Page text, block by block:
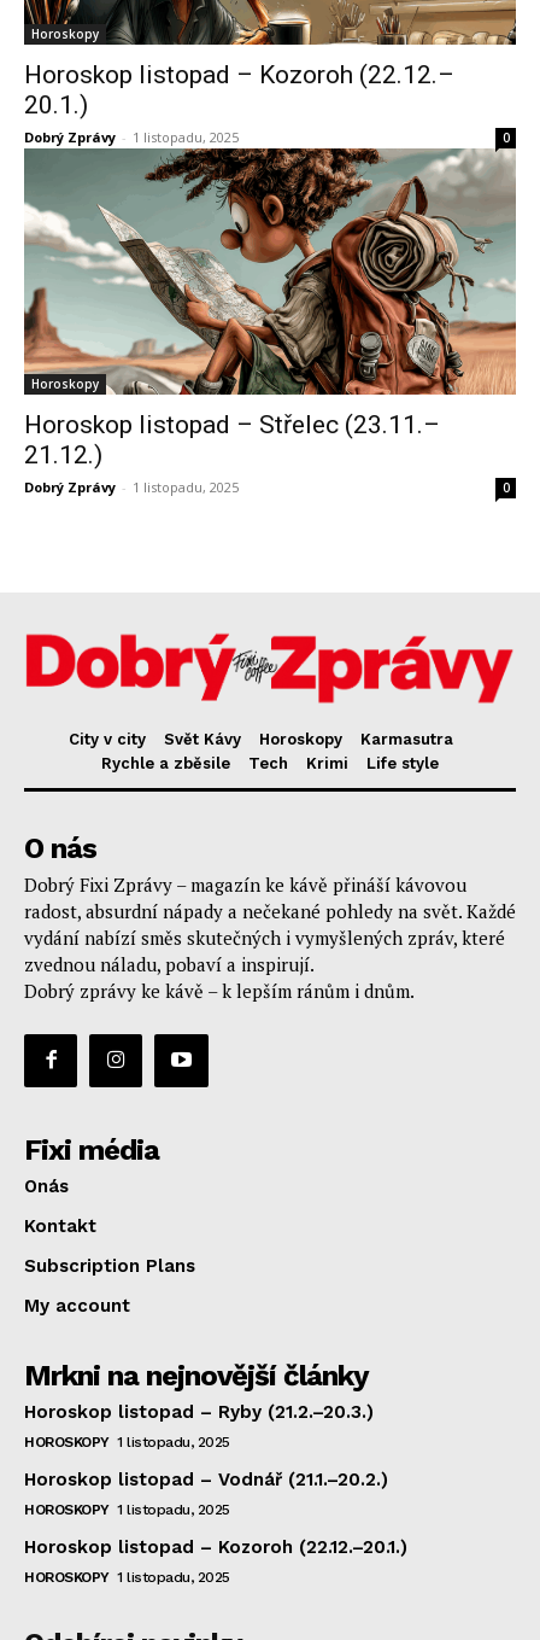
Horoskopy
Horoskop listopad – Kozoroh (22.12.–
20.1.)
Dobrý Zprávy - 1 listopadu, 2025 0
Horoskopy
Horoskop listopad – Střelec (23.11.–
21.12.)
Dobrý Zprávy - 1 listopadu, 2025 0
City v city Svět Kávy Horoskopy
Karmasutra
Rychle a zběsile
Tech Krimi Life style
O nás
Dobrý Fixi Zprávy – magazín ke kávě přináší kávovou
radost, absurdní nápady a nečekané pohledy na svět. Každé
vydání nabízí směs skutečných i vymyšlených zpráv, které
zvednou náladu, pobaví a inspirují.
Dobrý zprávy ke kávě – k lepším ránům i dnům.
Fixi média
Onás
Kontakt
Subscription Plans
My account
Mrkni na nejnovější články
Horoskop listopad – Ryby (21.2.–20.3.)
HOROSKOPY 1 listopadu, 2025
Horoskop listopad – Vodnář (21.1.–20.2.)
HOROSKOPY 1 listopadu, 2025
Horoskop listopad – Kozoroh (22.12.–20.1.)
HOROSKOPY 1 listopadu, 2025